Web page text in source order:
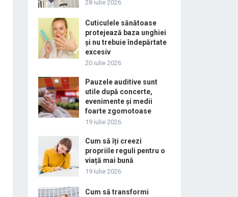
28 iulie 2026
Cuticulele sănătoase
protejează baza unghiei
și nu trebuie îndepărtate
excesiv
20 iulie 2026
Pauzele auditive sunt
utile după concerte,
evenimente și medii
foarte zgomotoase
19 iulie 2026
Cum să îți creezi
propriile reguli pentru o
viață mai bună
19 iulie 2026
Cum să transformi